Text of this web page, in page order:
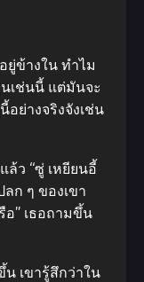
ยู่ข้างใน ทำไม
เช่นนี้ แต่มันจะ
อย่างจริงจังเช่น
ล้ว “ซู่ เหยียนอี้
ก ๆ ของเขา
อ” เธอถามขึ้น
เขารู้สึกว่าใน